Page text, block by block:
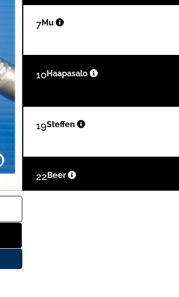
7Mu
10Haapasalo
19Steffen
22Beer